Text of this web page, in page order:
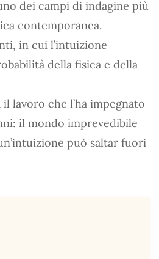
dei campi di indagine più
contemporanea.
in cui l’intuizione
della fisica e della
lavoro che l’ha impegnato
il mondo imprevedibile
può saltar fuori